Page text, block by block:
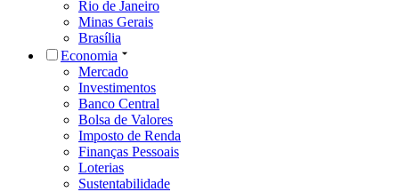
Rio de Janeiro
Minas Gerais
Brasília
Economia
Mercado
Investimentos
Banco Central
Bolsa de Valores
Imposto de Renda
Finanças Pessoais
Loterias
Sustentabilidade